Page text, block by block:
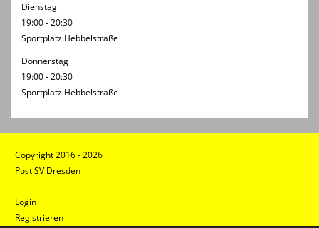
Dienstag
19:00 - 20:30
Sportplatz Hebbelstraße
Donnerstag
19:00 - 20:30
Sportplatz Hebbelstraße
Copyright 2016 - 2026
Post SV Dresden
Login
Registrieren